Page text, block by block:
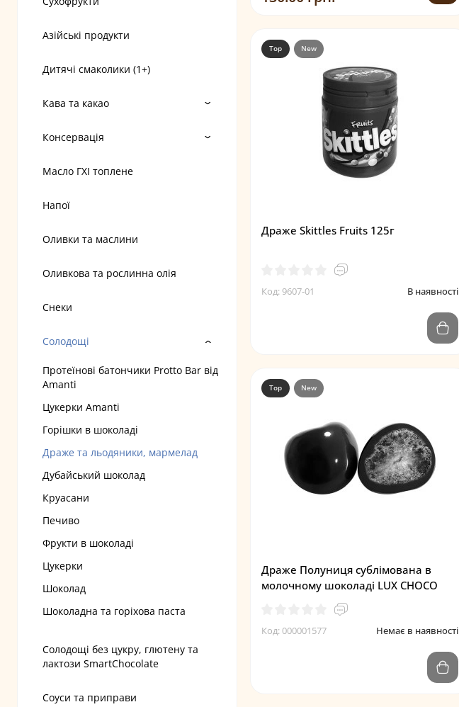
Азійські продукти
Дитячі смаколики (1+)
Кава та какао
Консервація
Масло ГХІ топлене
Напої
Оливки та маслини
Оливкова та рослинна олія
Снеки
Солодощі
Протеїнові батончики Protto Bar від
Amanti
Цукерки Amanti
Горішки в шоколаді
Драже та льодяники, мармелад
Дубайський шоколад
Круасани
Печиво
Фрукти в шоколаді
Цукерки
Шоколад
Шоколадна та горіхова паста
Солодощі без цукру, глютену та
лактози SmartChocolate
Соуси та приправи
Top New
Драже Skittles Fruits 125г
Код: 9607-01 В наявності
Top New
Драже Полуниця сублімована в
молочному шоколаді LUX CHOCO
Код: 000001577 Немає в наявності